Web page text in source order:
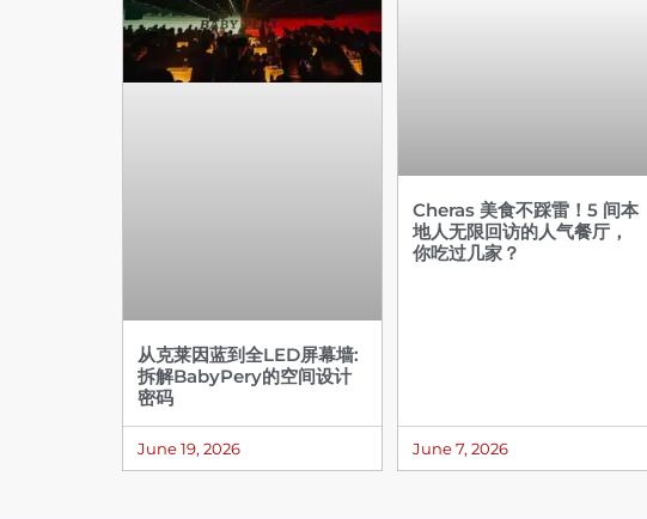
从克莱因蓝到全LED屏幕墙:
拆解BabyPery的空间设计
密码
June 19, 2026
Cheras 美食不踩雷！5 间本
地人无限回访的人气餐厅，
你吃过几家？
June 7, 2026